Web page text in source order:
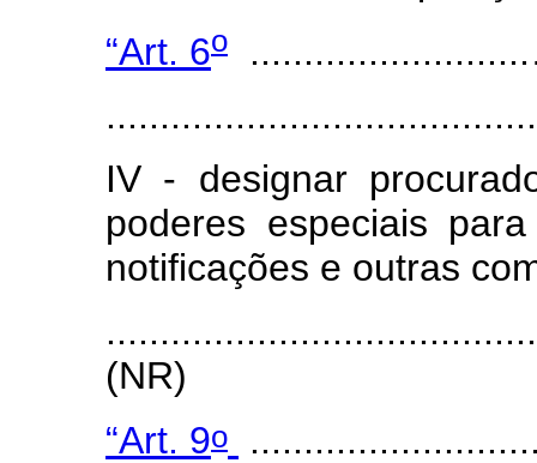
“Art. 6o
IV - designar
poderes especiais
notificações e outras
(NR)
“Art. 9o